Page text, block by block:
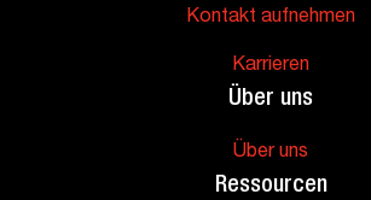
Kontakt aufnehmen
Karrieren
Über uns
Über uns
Ressourcen